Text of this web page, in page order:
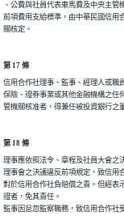
、公費與社員代表車馬費及中央主管
前項費用支給標準，由中華民國信用
關核定。
第 17 條
信用合作社理事、監事、經理人或職
保險、證券事業或其他金融機構之任
管機關核准者，得兼任被投資銀行之
第 18 條
理事應依照法令、章程及社員大會之
理事會之決議違反前項規定，致信用
對於信用合作社負賠償之責。但經表
證者，免其責任。
監事因怠忽監察職務，致信用合作社